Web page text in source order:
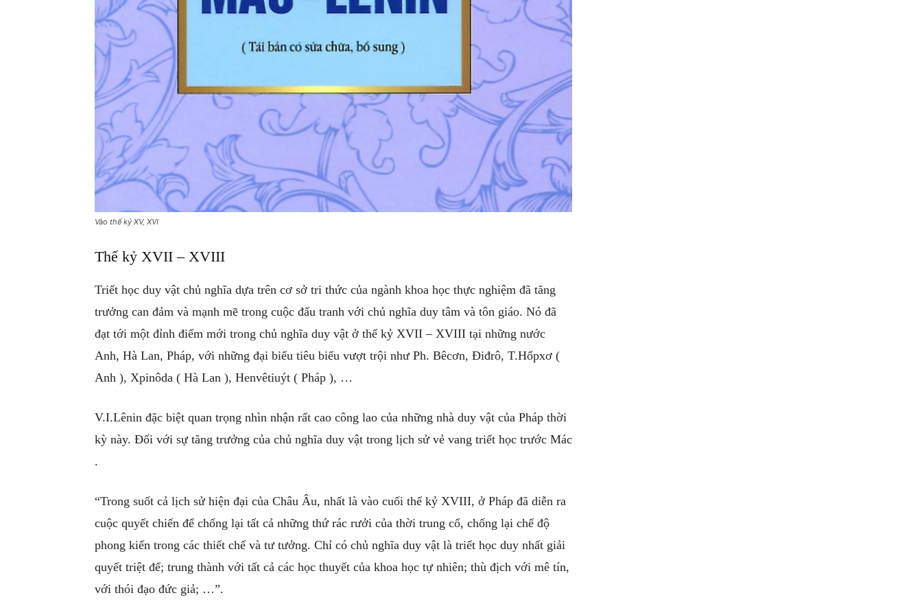
Vào thế kỷ XV, XVI
Thế kỷ XVII – XVIII
Triết học duy vật chủ nghĩa dựa trên cơ sở tri thức của ngành khoa học thực nghiệm đã tăng
trưởng can đảm và mạnh mẽ trong cuộc đấu tranh với chủ nghĩa duy tâm và tôn giáo. Nó đã
đạt tới một đỉnh điểm mới trong chủ nghĩa duy vật ở thế kỷ XVII – XVIII tại những nước
Anh, Hà Lan, Pháp, với những đại biểu tiêu biểu vượt trội như Ph. Bêcơn, Điđrô, T.Hốpxơ (
Anh ), Xpinôda ( Hà Lan ), Henvêtiuýt ( Pháp ), …
V.I.Lênin đặc biệt quan trọng nhìn nhận rất cao công lao của những nhà duy vật của Pháp thời
kỳ này. Đối với sự tăng trưởng của chủ nghĩa duy vật trong lịch sử vẻ vang triết học trước Mác
.
“Trong suốt cả lịch sử hiện đại của Châu Âu, nhất là vào cuối thế kỷ XVIII, ở Pháp đã diễn ra
cuộc quyết chiến để chống lại tất cả những thứ rác rưởi của thời trung cổ, chống lại chế độ
phong kiến trong các thiết chế và tư tưởng. Chỉ có chủ nghĩa duy vật là triết học duy nhất giải
quyết triệt để; trung thành với tất cả các học thuyết của khoa học tự nhiên; thù địch với mê tín,
với thói đạo đức giả; …”.